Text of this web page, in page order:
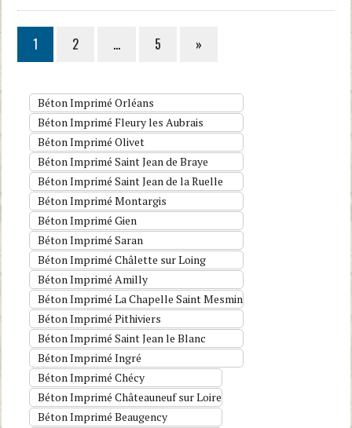
1 2 … 5 »
Béton Imprimé Orléans
Béton Imprimé Fleury les Aubrais
Béton Imprimé Olivet
Béton Imprimé Saint Jean de Braye
Béton Imprimé Saint Jean de la Ruelle
Béton Imprimé Montargis
Béton Imprimé Gien
Béton Imprimé Saran
Béton Imprimé Châlette sur Loing
Béton Imprimé Amilly
Béton Imprimé La Chapelle Saint Mesmin
Béton Imprimé Pithiviers
Béton Imprimé Saint Jean le Blanc
Béton Imprimé Ingré
Béton Imprimé Chécy
Béton Imprimé Châteauneuf sur Loire
Béton Imprimé Beaugency